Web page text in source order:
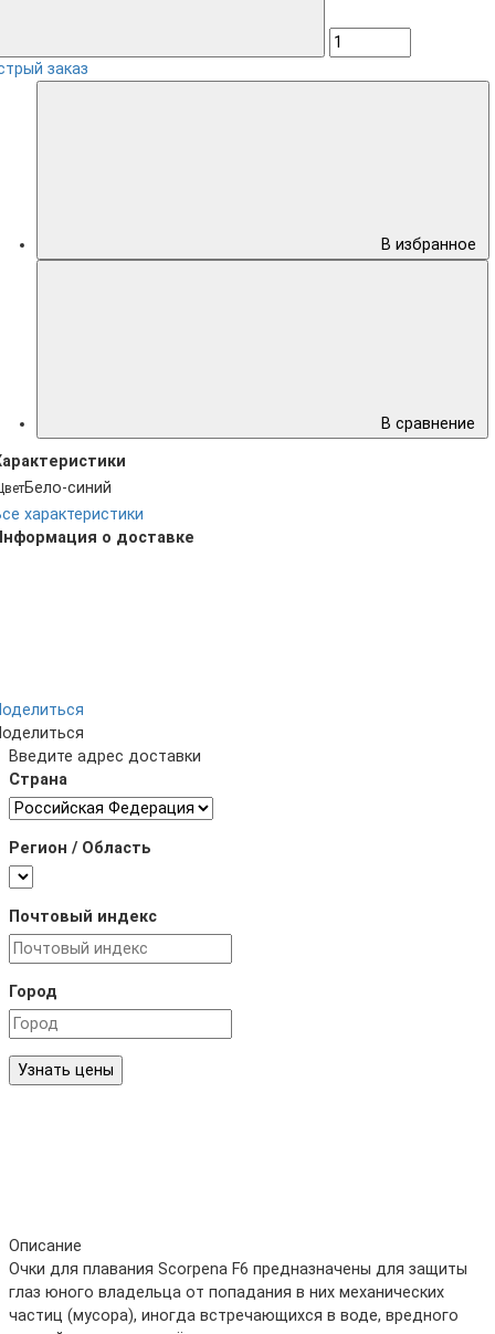
заказ
В избранное
В сравнение
Бело-синий
характеристики
о доставке
Введите адрес доставки
Страна
Регион / Область
Почтовый индекс
Город
Узнать цены
Описание
Очки для плавания Scorpena F6 предназначены для защиты
глаз юного владельца от попадания в них механических
частиц (мусора), иногда встречающихся в воде, вредного